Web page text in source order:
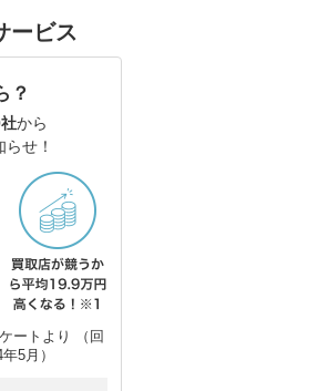
ービス
？
から
せ！
ートより （回
5月）